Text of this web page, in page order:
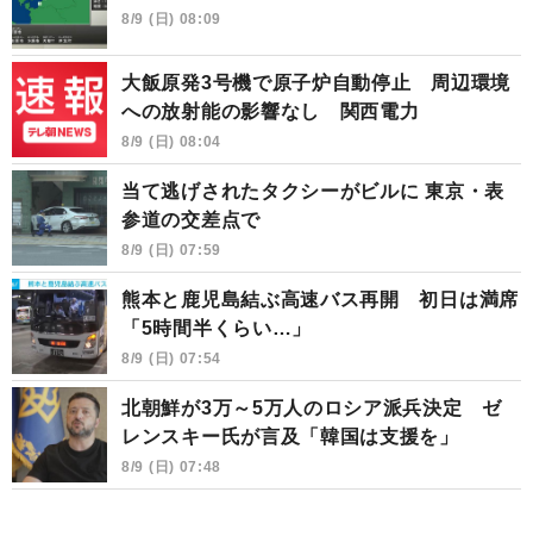
8/9 (日) 08:09
大飯原発3号機で原子炉自動停止 周辺環境
への放射能の影響なし 関西電力
8/9 (日) 08:04
当て逃げされたタクシーがビルに 東京・表
参道の交差点で
8/9 (日) 07:59
熊本と鹿児島結ぶ高速バス再開 初日は満席
「5時間半くらい…」
8/9 (日) 07:54
北朝鮮が3万～5万人のロシア派兵決定 ゼ
レンスキー氏が言及「韓国は支援を」
8/9 (日) 07:48